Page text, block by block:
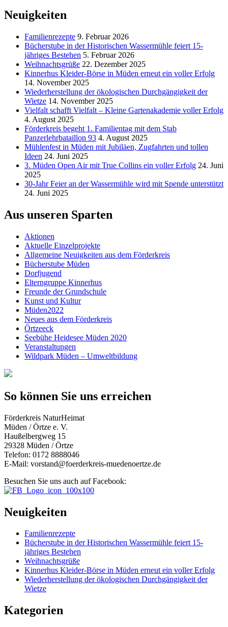
Neuigkeiten
Familienrezepte 9. Februar 2026
Bücherstube in der Historischen Wassermühle feiert 15-
jähriges Bestehen 5. Februar 2026
Weihnachtsgrüße 22. Dezember 2025
Kinnerhus Kleider-Börse in Müden erneut ein voller Erfolg
14. November 2025
Wiederherstellung der ökologischen Durchgängigkeit der
Wietze 14. November 2025
Vielfalt schafft Vielfalt – Kleine Gartenakademie voller Erfolg
4. August 2025
Förderkreis begeht 1. Familientag mit dem Stab
Panzerlehrbataillon 93 4. August 2025
Mühlenfest in Müden mit Jubiläen, Zugfahrten und tollen
Ideen 24. Juni 2025
3. Müden Open Air mit True Collins ein voller Erfolg 24. Juni
2025
30-Jahr Feier an der Wassermühle wird mit Spende unterstützt
24. Juni 2025
Aus unseren Sparten
Aktionen
Aktuelle Einzelprojekte
Allgemeine Neuigkeiten aus dem Förderkreis
Bücherstube Müden
Dorfjugend
Elterngruppe Kinnerhus
Freunde der Grundschule
Kunst und Kultur
Müden2022
Neues aus dem Förderkreis
Örtzeeck
Seebühe Heidesee Müden 2020
Veranstaltungen
Wildpark Müden – Umweltbildung
So können Sie uns erreichen
Förderkreis NaturHeimat
Müden / Örtze e. V.
Haußelbergweg 15
29328 Müden / Örtze
Telefon: 0172 8888046
E-Mail: vorstand@foerderkreis-muedenoertze.de
Besuchen Sie uns auch auf Facebook:
Neuigkeiten
Familienrezepte
Bücherstube in der Historischen Wassermühle feiert 15-
jähriges Bestehen
Weihnachtsgrüße
Kinnerhus Kleider-Börse in Müden erneut ein voller Erfolg
Wiederherstellung der ökologischen Durchgängigkeit der
Wietze
Kategorien